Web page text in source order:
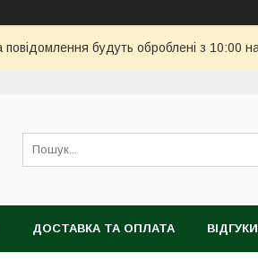
будуть оброблені з 10:00
ДОСТАВКА ТА ОПЛАТА ВІДГУКИ